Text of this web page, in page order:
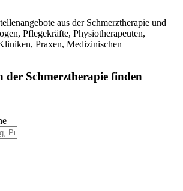
aus der Schmerztherapie und
Pflegekräfte, Physiotherapeuten,
Praxen, Medizinischen
der Schmerztherapie finden